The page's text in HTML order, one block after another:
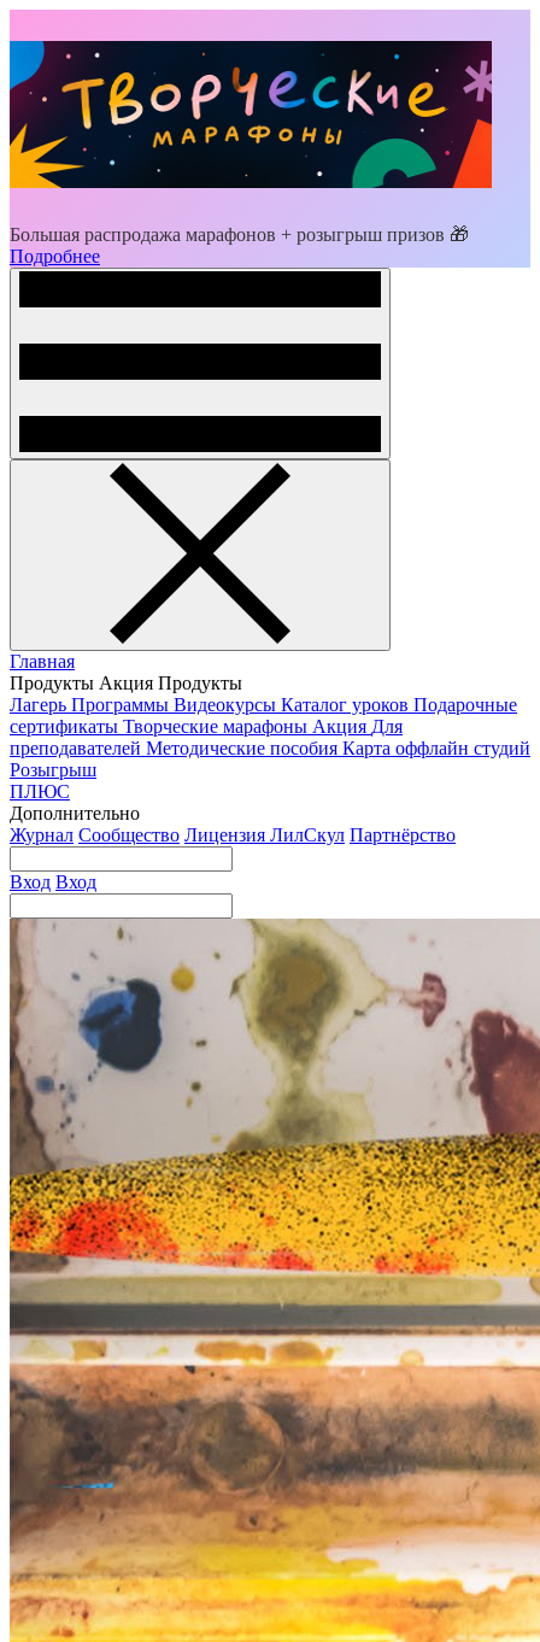
Большая распродажа марафонов + розыгрыш призов 🎁
Подробнее
Главная
Продукты Акция Продукты
Лагерь Программы Видеокурсы Каталог уроков Подарочные
сертификаты Творческие марафоны Акция Для
преподавателей Методические пособия Карта оффлайн студий
Розыгрыш
ПЛЮС
Дополнительно
Журнал Сообщество Лицензия ЛилСкул Партнёрство
Вход Вход